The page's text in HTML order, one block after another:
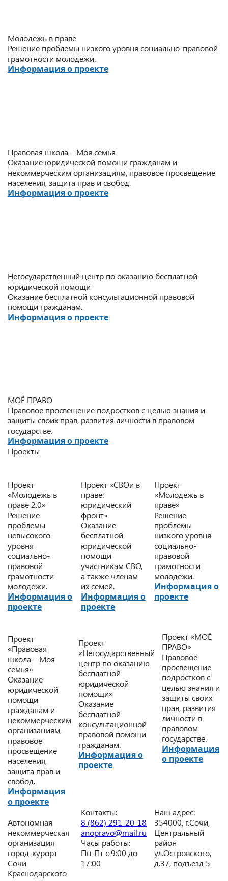
Молодежь в праве
Решение проблемы низкого уровня социально-правовой
грамотности молодежи.
Информация о проекте
Правовая школа – Моя семья
Оказание юридической помощи гражданам и
некоммерческим организациям, правовое просвещение
населения, защита прав и свобод.
Информация о проекте
Негосударственный центр по оказанию бесплатной
юридической помощи
Оказание бесплатной консультационной правовой
помощи гражданам.
Информация о проекте
МОЁ ПРАВО
Правовое просвещение подростков с целью знания и
защиты своих прав, развития личности в правовом
государстве.
Информация о проекте
Проекты
Проект
«Молодежь в
праве 2.0»
Решение
проблемы
невысокого
уровня
социально-
правовой
грамотности
молодежи.
Информация о
проекте
Проект «СВОи в
праве:
юридический
фронт»
Оказание
бесплатной
юридической
помощи
участникам СВО,
а также членам
их семей.
Информация о
проекте
Проект
«Молодежь в
праве»
Решение
проблемы
низкого уровня
социально-
правовой
грамотности
молодежи.
Информация о
проекте
Проект
«Правовая
школа – Моя
семья»
Оказание
юридической
помощи
гражданам и
некоммерческим
организациям,
правовое
просвещение
населения,
защита прав и
свобод.
Информация
о проекте
Проект
«Негосударственный
центр по оказанию
бесплатной
юридической
помощи»
Оказание
бесплатной
консультационной
правовой помощи
гражданам.
Информация о
проекте
Проект «МОЁ
ПРАВО»
Правовое
просвещение
подростков с
целью знания и
защиты своих
прав, развития
личности в
правовом
государстве.
Информация
о проекте
Автономная
некоммерческая
организация
город-курорт
Сочи
Краснодарского
Контакты:
8 (862) 291-20-18
anopravo@mail.ru
Часы работы:
Пн-Пт с 9:00 до
17:00
Наш адрес:
354000, г.Сочи,
Центральный
район
ул.Островского,
д.37, подъезд 5